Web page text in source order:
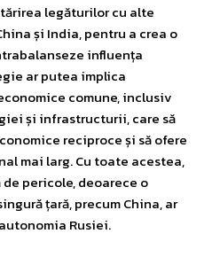
legăturilor cu alte
și India, pentru a crea o
influența
ar putea implica
comune, inclusiv
și infrastructurii, care să
reciproce și să ofere
mai larg. Cu toate acestea,
pericole, deoarece o
țară, precum China, ar
Rusiei.